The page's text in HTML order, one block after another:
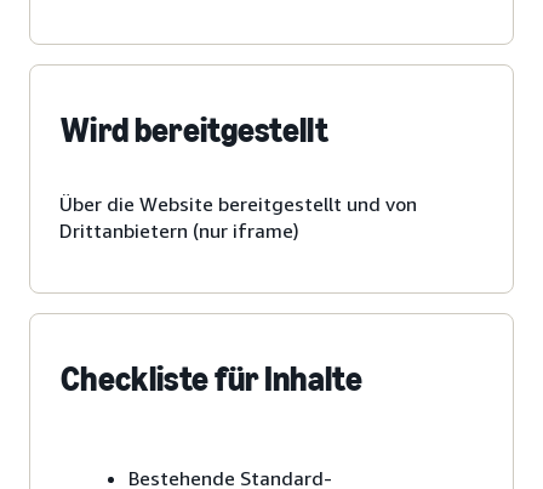
Wird bereitgestellt
Über die Website bereitgestellt und von
Drittanbietern (nur iframe)
Checkliste für Inhalte
Bestehende Standard-